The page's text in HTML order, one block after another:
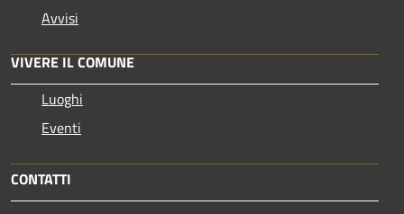
Avvisi
VIVERE IL COMUNE
Luoghi
Eventi
CONTATTI